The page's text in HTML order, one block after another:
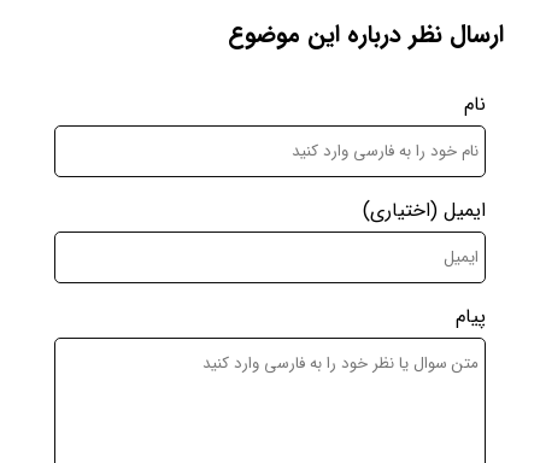
ارسال نظر درباره این موضوع
نام
ایمیل (اختیاری)
پیام